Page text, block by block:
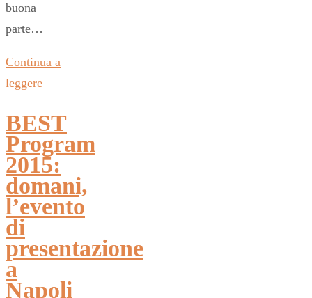
buona
parte…
Continua a
leggere
BEST
Program
2015:
domani,
l’evento
di
presentazione
a
Napoli